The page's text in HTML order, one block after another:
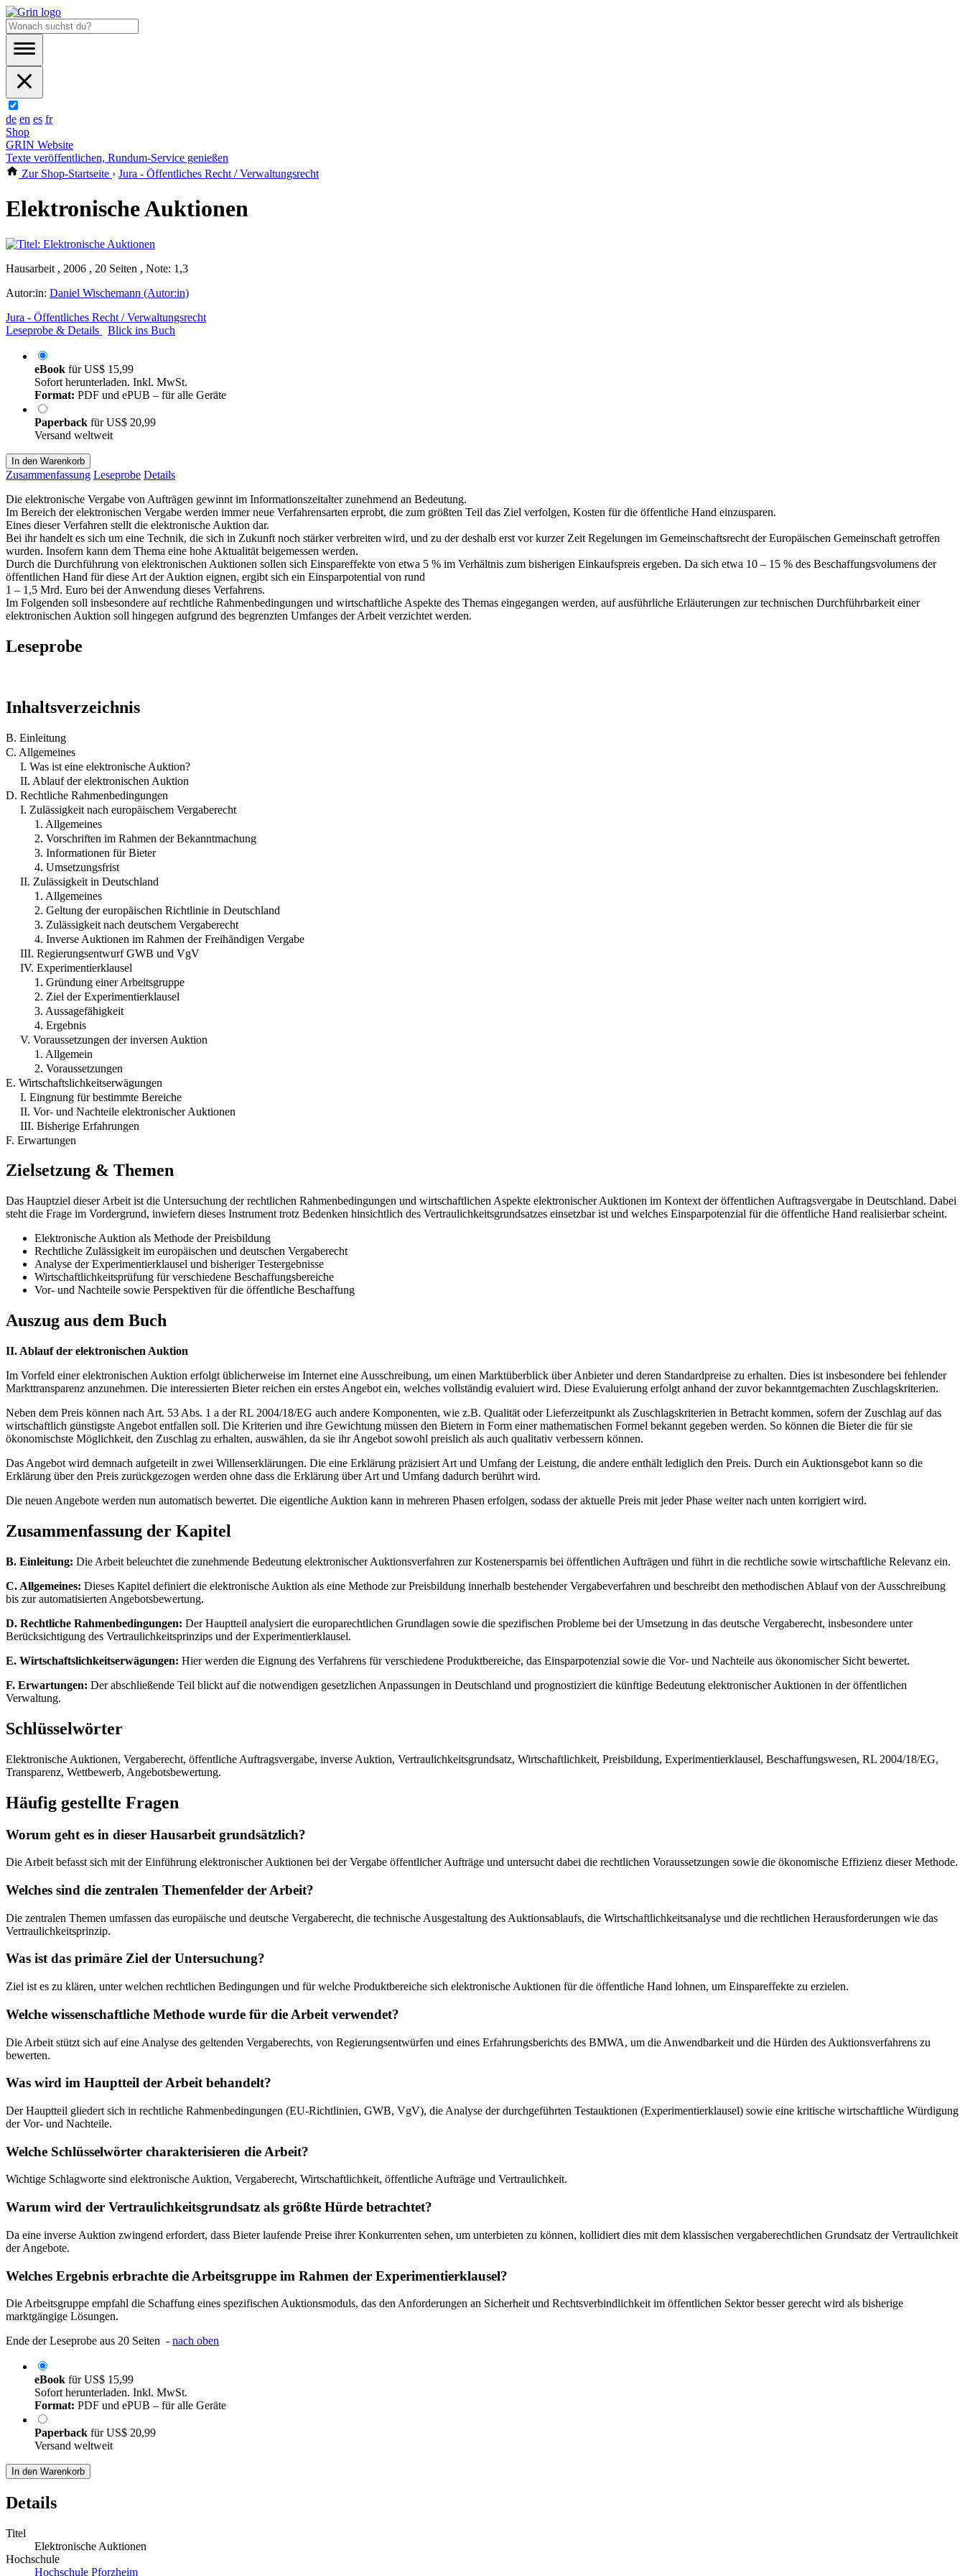
de en es fr
Shop
GRIN Website
Texte veröffentlichen, Rundum-Service genießen
Zur Shop-Startseite › Jura - Öffentliches Recht / Verwaltungsrecht
Elektronische Auktionen
Hausarbeit , 2006 , 20 Seiten , Note: 1,3
Autor:in: Daniel Wischemann (Autor:in)
Jura - Öffentliches Recht / Verwaltungsrecht
Leseprobe & Details
Blick ins Buch
eBook fürUS$ 15,99
Sofort herunterladen. Inkl. MwSt.
Format: PDF und ePUB – für alle Geräte
Paperback fürUS$ 20,99
Versand weltweit
In den Warenkorb
Zusammenfassung Leseprobe Details
Die elektronische Vergabe von Aufträgen gewinnt im Informationszeitalter zunehmend an Bedeutung.
Im Bereich der elektronischen Vergabe werden immer neue Verfahrensarten erprobt, die zum größten Teil das Ziel verfolgen, Kosten für die öffentliche Hand einzusparen.
Eines dieser Verfahren stellt die elektronische Auktion dar.
Bei ihr handelt es sich um eine Technik, die sich in Zukunft noch stärker verbreiten wird, und zu der deshalb erst vor kurzer Zeit Regelungen im Gemeinschaftsrecht der Europäischen Gemeinschaft getroffen
wurden. Insofern kann dem Thema eine hohe Aktualität beigemessen werden.
Durch die Durchführung von elektronischen Auktionen sollen sich Einspareffekte von etwa 5 % im Verhältnis zum bisherigen Einkaufspreis ergeben. Da sich etwa 10 – 15 % des Beschaffungsvolumens der
öffentlichen Hand für diese Art der Auktion eignen, ergibt sich ein Einsparpotential von rund
1 – 1,5 Mrd. Euro bei der Anwendung dieses Verfahrens.
Im Folgenden soll insbesondere auf rechtliche Rahmenbedingungen und wirtschaftliche Aspekte des Themas eingegangen werden, auf ausführliche Erläuterungen zur technischen Durchführbarkeit einer
elektronischen Auktion soll hingegen aufgrund des begrenzten Umfanges der Arbeit verzichtet werden.
Leseprobe
Inhaltsverzeichnis
B. Einleitung
C. Allgemeines
I. Was ist eine elektronische Auktion?
II. Ablauf der elektronischen Auktion
D. Rechtliche Rahmenbedingungen
I. Zulässigkeit nach europäischem Vergaberecht
1. Allgemeines
2. Vorschriften im Rahmen der Bekanntmachung
3. Informationen für Bieter
4. Umsetzungsfrist
II. Zulässigkeit in Deutschland
1. Allgemeines
2. Geltung der europäischen Richtlinie in Deutschland
3. Zulässigkeit nach deutschem Vergaberecht
4. Inverse Auktionen im Rahmen der Freihändigen Vergabe
III. Regierungsentwurf GWB und VgV
IV. Experimentierklausel
1. Gründung einer Arbeitsgruppe
2. Ziel der Experimentierklausel
3. Aussagefähigkeit
4. Ergebnis
V. Voraussetzungen der inversen Auktion
1. Allgemein
2. Voraussetzungen
E. Wirtschaftslichkeitserwägungen
I. Eingnung für bestimmte Bereiche
II. Vor- und Nachteile elektronischer Auktionen
III. Bisherige Erfahrungen
F. Erwartungen
Zielsetzung & Themen
Das Hauptziel dieser Arbeit ist die Untersuchung der rechtlichen Rahmenbedingungen und wirtschaftlichen Aspekte elektronischer Auktionen im Kontext der öffentlichen Auftragsvergabe in Deutschland. Dabei
steht die Frage im Vordergrund, inwiefern dieses Instrument trotz Bedenken hinsichtlich des Vertraulichkeitsgrundsatzes einsetzbar ist und welches Einsparpotenzial für die öffentliche Hand realisierbar scheint.
Elektronische Auktion als Methode der Preisbildung
Rechtliche Zulässigkeit im europäischen und deutschen Vergaberecht
Analyse der Experimentierklausel und bisheriger Testergebnisse
Wirtschaftlichkeitsprüfung für verschiedene Beschaffungsbereiche
Vor- und Nachteile sowie Perspektiven für die öffentliche Beschaffung
Auszug aus dem Buch
II. Ablauf der elektronischen Auktion
Im Vorfeld einer elektronischen Auktion erfolgt üblicherweise im Internet eine Ausschreibung, um einen Marktüberblick über Anbieter und deren Standardpreise zu erhalten. Dies ist insbesondere bei fehlender
Markttransparenz anzunehmen. Die interessierten Bieter reichen ein erstes Angebot ein, welches vollständig evaluiert wird. Diese Evaluierung erfolgt anhand der zuvor bekanntgemachten Zuschlagskriterien.
Neben dem Preis können nach Art. 53 Abs. 1 a der RL 2004/18/EG auch andere Komponenten, wie z.B. Qualität oder Lieferzeitpunkt als Zuschlagskriterien in Betracht kommen, sofern der Zuschlag auf das
wirtschaftlich günstigste Angebot entfallen soll. Die Kriterien und ihre Gewichtung müssen den Bietern in Form einer mathematischen Formel bekannt gegeben werden. So können die Bieter die für sie
ökonomischste Möglichkeit, den Zuschlag zu erhalten, auswählen, da sie ihr Angebot sowohl preislich als auch qualitativ verbessern können.
Das Angebot wird demnach aufgeteilt in zwei Willenserklärungen. Die eine Erklärung präzisiert Art und Umfang der Leistung, die andere enthält lediglich den Preis. Durch ein Auktionsgebot kann so die
Erklärung über den Preis zurückgezogen werden ohne dass die Erklärung über Art und Umfang dadurch berührt wird.
Die neuen Angebote werden nun automatisch bewertet. Die eigentliche Auktion kann in mehreren Phasen erfolgen, sodass der aktuelle Preis mit jeder Phase weiter nach unten korrigiert wird.
Zusammenfassung der Kapitel
B. Einleitung: Die Arbeit beleuchtet die zunehmende Bedeutung elektronischer Auktionsverfahren zur Kostenersparnis bei öffentlichen Aufträgen und führt in die rechtliche sowie wirtschaftliche Relevanz ein.
C. Allgemeines: Dieses Kapitel definiert die elektronische Auktion als eine Methode zur Preisbildung innerhalb bestehender Vergabeverfahren und beschreibt den methodischen Ablauf von der Ausschreibung
bis zur automatisierten Angebotsbewertung.
D. Rechtliche Rahmenbedingungen: Der Hauptteil analysiert die europarechtlichen Grundlagen sowie die spezifischen Probleme bei der Umsetzung in das deutsche Vergaberecht, insbesondere unter
Berücksichtigung des Vertraulichkeitsprinzips und der Experimentierklausel.
E. Wirtschaftslichkeitserwägungen: Hier werden die Eignung des Verfahrens für verschiedene Produktbereiche, das Einsparpotenzial sowie die Vor- und Nachteile aus ökonomischer Sicht bewertet.
F. Erwartungen: Der abschließende Teil blickt auf die notwendigen gesetzlichen Anpassungen in Deutschland und prognostiziert die künftige Bedeutung elektronischer Auktionen in der öffentlichen
Verwaltung.
Schlüsselwörter
Elektronische Auktionen, Vergaberecht, öffentliche Auftragsvergabe, inverse Auktion, Vertraulichkeitsgrundsatz, Wirtschaftlichkeit, Preisbildung, Experimentierklausel, Beschaffungswesen, RL 2004/18/EG,
Transparenz, Wettbewerb, Angebotsbewertung.
Häufig gestellte Fragen
Worum geht es in dieser Hausarbeit grundsätzlich?
Die Arbeit befasst sich mit der Einführung elektronischer Auktionen bei der Vergabe öffentlicher Aufträge und untersucht dabei die rechtlichen Voraussetzungen sowie die ökonomische Effizienz dieser Methode.
Welches sind die zentralen Themenfelder der Arbeit?
Die zentralen Themen umfassen das europäische und deutsche Vergaberecht, die technische Ausgestaltung des Auktionsablaufs, die Wirtschaftlichkeitsanalyse und die rechtlichen Herausforderungen wie das
Vertraulichkeitsprinzip.
Was ist das primäre Ziel der Untersuchung?
Ziel ist es zu klären, unter welchen rechtlichen Bedingungen und für welche Produktbereiche sich elektronische Auktionen für die öffentliche Hand lohnen, um Einspareffekte zu erzielen.
Welche wissenschaftliche Methode wurde für die Arbeit verwendet?
Die Arbeit stützt sich auf eine Analyse des geltenden Vergaberechts, von Regierungsentwürfen und eines Erfahrungsberichts des BMWA, um die Anwendbarkeit und die Hürden des Auktionsverfahrens zu
bewerten.
Was wird im Hauptteil der Arbeit behandelt?
Der Hauptteil gliedert sich in rechtliche Rahmenbedingungen (EU-Richtlinien, GWB, VgV), die Analyse der durchgeführten Testauktionen (Experimentierklausel) sowie eine kritische wirtschaftliche Würdigung
der Vor- und Nachteile.
Welche Schlüsselwörter charakterisieren die Arbeit?
Wichtige Schlagworte sind elektronische Auktion, Vergaberecht, Wirtschaftlichkeit, öffentliche Aufträge und Vertraulichkeit.
Warum wird der Vertraulichkeitsgrundsatz als größte Hürde betrachtet?
Da eine inverse Auktion zwingend erfordert, dass Bieter laufende Preise ihrer Konkurrenten sehen, um unterbieten zu können, kollidiert dies mit dem klassischen vergaberechtlichen Grundsatz der Vertraulichkeit
der Angebote.
Welches Ergebnis erbrachte die Arbeitsgruppe im Rahmen der Experimentierklausel?
Die Arbeitsgruppe empfahl die Schaffung eines spezifischen Auktionsmoduls, das den Anforderungen an Sicherheit und Rechtsverbindlichkeit im öffentlichen Sektor besser gerecht wird als bisherige
marktgängige Lösungen.
Ende der Leseprobe aus 20 Seiten - nach oben
eBook fürUS$ 15,99
Sofort herunterladen. Inkl. MwSt.
Format: PDF und ePUB – für alle Geräte
Paperback fürUS$ 20,99
Versand weltweit
In den Warenkorb
Details
Titel
Elektronische Auktionen
Hochschule
Hochschule Pforzheim